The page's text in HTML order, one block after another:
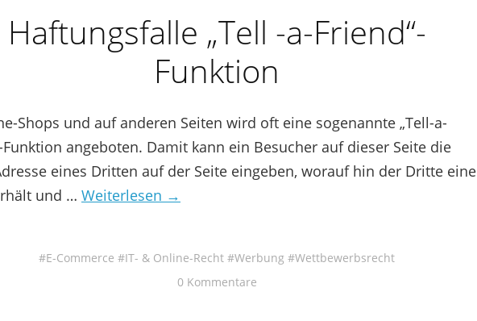
Haftungsfalle „Tell -a-Friend“-
Funktion
Shops und auf anderen Seiten wird oft eine sogenannte „Tell-a-
Funktion angeboten. Damit kann ein Besucher auf dieser Seite die
eines Dritten auf der Seite eingeben, worauf hin der Dritte eine
und … Weiterlesen →
E-Commerce IT- & Online-Recht Werbung
Wettbewerbsrecht
0 Kommentare